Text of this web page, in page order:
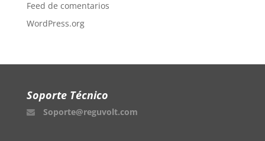
Feed de comentarios
WordPress.org
Soporte Técnico
Soporte@reguvolt.com